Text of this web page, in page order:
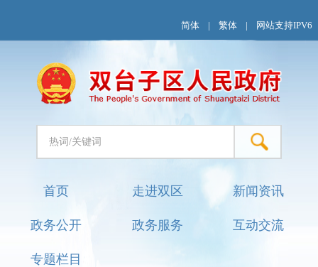
简体 繁体 网站支持IPV6
首页 走进双区 新闻资讯
政务公开 政务服务 互动交流
专题栏目